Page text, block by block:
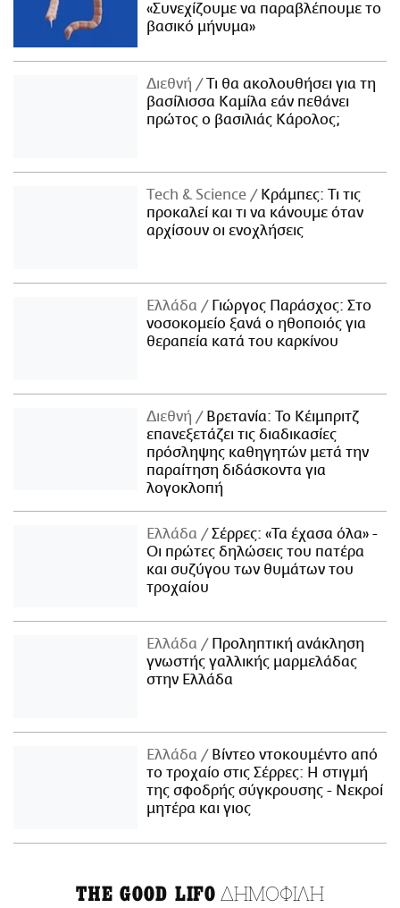
«Συνεχίζουμε να παραβλέπουμε το
βασικό μήνυμα»
Διεθνή
Τι θα ακολουθήσει για τη
βασίλισσα Καμίλα εάν πεθάνει
πρώτος ο βασιλιάς Κάρολος;
Τech & Science
Κράμπες: Τι τις
προκαλεί και τι να κάνουμε όταν
αρχίσουν οι ενοχλήσεις
Ελλάδα
Γιώργος Παράσχος: Στο
νοσοκομείο ξανά ο ηθοποιός για
θεραπεία κατά του καρκίνου
Διεθνή
Βρετανία: Το Κέιμπριτζ
επανεξετάζει τις διαδικασίες
πρόσληψης καθηγητών μετά την
παραίτηση διδάσκοντα για
λογοκλοπή
Ελλάδα
Σέρρες: «Τα έχασα όλα» -
Οι πρώτες δηλώσεις του πατέρα
και συζύγου των θυμάτων του
τροχαίου
Ελλάδα
Προληπτική ανάκληση
γνωστής γαλλικής μαρμελάδας
στην Ελλάδα
Ελλάδα
Βίντεο ντοκουμέντο από
το τροχαίο στις Σέρρες: Η στιγμή
της σφοδρής σύγκρουσης - Νεκροί
μητέρα και γιος
THE GOOD LIFO ΔΗΜΟΦΙΛΗ